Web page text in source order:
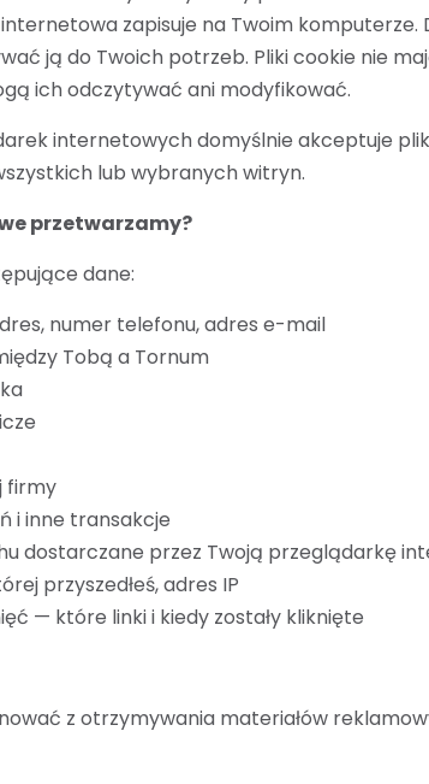
zapisuje na Twoim komputerze.
ją do Twoich potrzeb. Pliki cookie nie
ich odczytywać ani modyfikować.
internetowych domyślnie akceptuje
lub wybranych witryn.
przetwarzamy?
dane:
numer telefonu, adres e-mail
Tobą a Tornum
firmy
i inne transakcje
dostarczane przez Twoją przeglądarkę
przyszedłeś, adres IP
— które linki i kiedy zostały kliknięte
z otrzymywania materiałów